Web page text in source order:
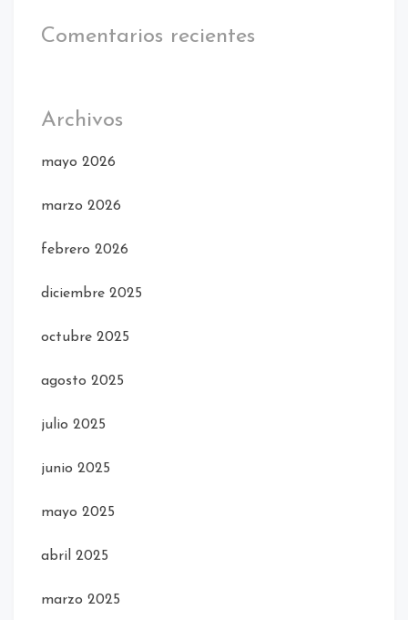
Comentarios recientes
Archivos
mayo 2026
marzo 2026
febrero 2026
diciembre 2025
octubre 2025
agosto 2025
julio 2025
junio 2025
mayo 2025
abril 2025
marzo 2025